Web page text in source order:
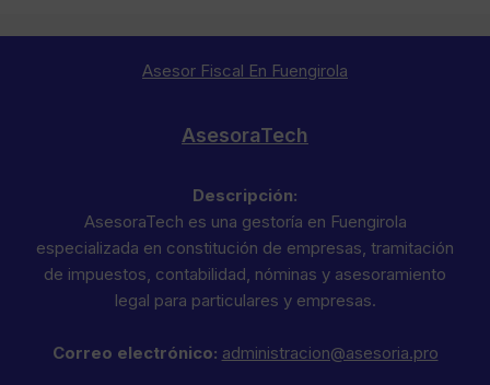
Asesor Fiscal En Fuengirola
AsesoraTech
Descripción:
AsesoraTech es una gestoría en Fuengirola
especializada en constitución de empresas, tramitación
de impuestos, contabilidad, nóminas y asesoramiento
legal para particulares y empresas.
Correo electrónico: administracion@asesoria.pro